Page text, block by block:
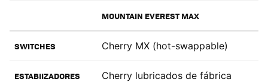
MOUNTAIN EVEREST MAX
SWITCHES Cherry MX (hot-swappable)
ESTABIIZADORES Cherry lubricados de fábrica